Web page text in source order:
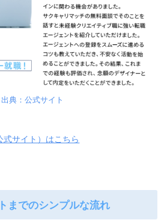
出典：公式サイト
サイト）はこちら
までのシンプルな流れ